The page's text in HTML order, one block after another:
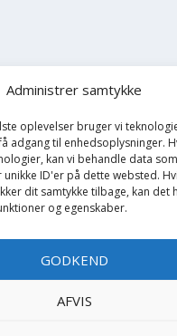
Administrer samtykke
oplevelser bruger vi
adgang til enhedsoplysninger.
kan vi behandle data
ID'er på dette websted.
dit samtykke tilbage, kan det
og egenskaber.
GODKEND
AFVIS